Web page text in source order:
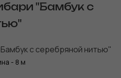
"Бамбук с
- 8 м